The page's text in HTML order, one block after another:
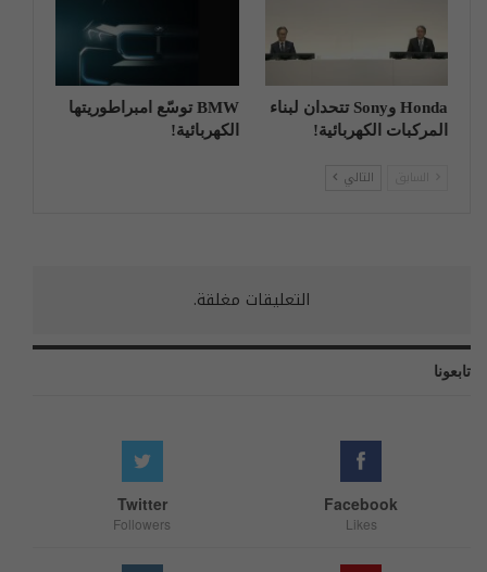
Honda وSony تتحدان لبناء
المركبات الكهربائية!
BMW توسّع امبراطوريتها
الكهربائية!
التالي
التعليقات مغلقة.
تابعونا
Facebook
Likes
Twitter
Followers